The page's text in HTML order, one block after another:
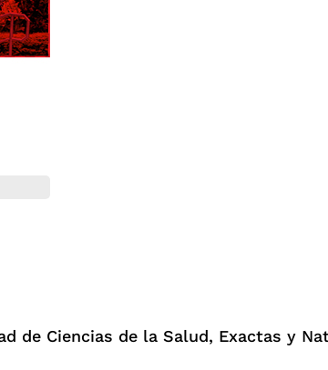
de Ciencias de la Salud, Exactas y